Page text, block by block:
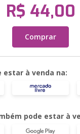
R$ 44,00
Comprar
estar à venda na:
pode estar à